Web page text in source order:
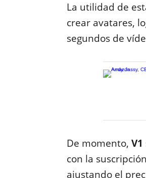
La utilidad de
crear avatares,
segundos de
De momento, V1
con la
ajustando el